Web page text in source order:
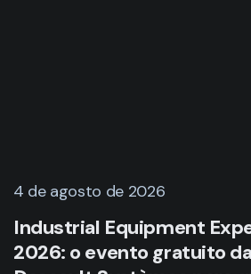
4 de agosto de 2026
Industrial Equipment
2026: o evento gratuito